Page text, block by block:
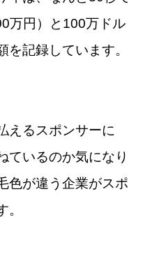
万円）と100万ドル
を記録しています。
えるスポンサーに
ているのか気になり
色が違う企業がスポ